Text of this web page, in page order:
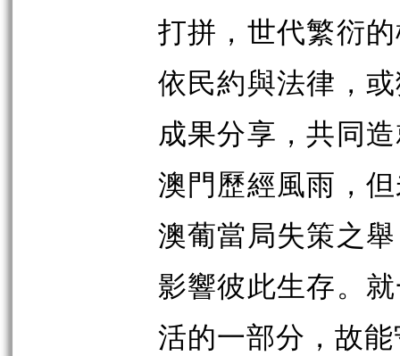
打拼，世代繁衍
依民約與法律，
成果分享，共同
澳門歷經風雨，
澳葡當局失策之
影響彼此生存。
活的一部分，故